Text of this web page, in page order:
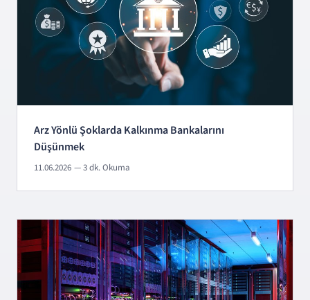
Arz Yönlü Şoklarda Kalkınma Bankalarını
Düşünmek
11.06.2026 — 3 dk. Okuma